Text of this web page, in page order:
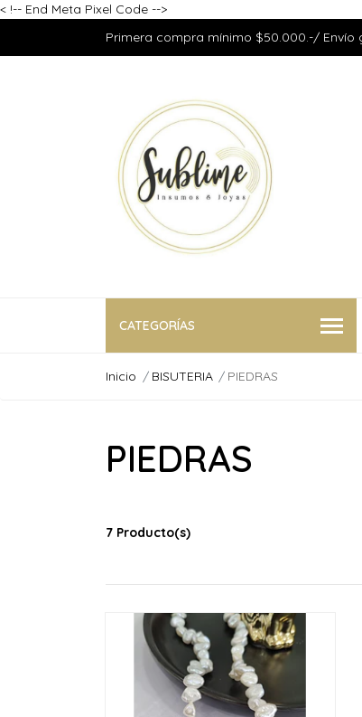
< !-- End Meta Pixel Code -->
Primera compra mínimo $50.000.-/
CATEGORÍAS
Inicio BISUTERIA PIEDRAS
PIEDRAS
7 Producto(s)